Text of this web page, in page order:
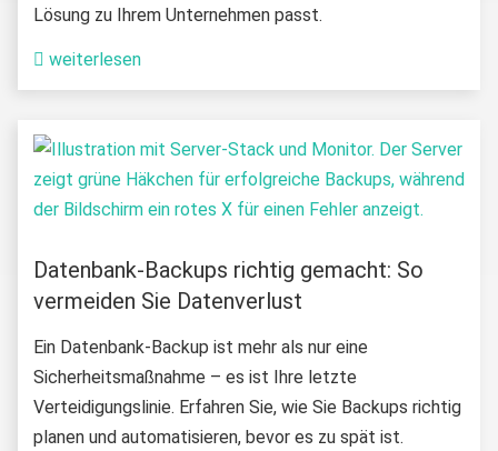
Lösung zu Ihrem Unternehmen passt.
weiterlesen
Datenbank-Backups richtig gemacht: So
vermeiden Sie Datenverlust
Ein Datenbank-Backup ist mehr als nur eine
Sicherheitsmaßnahme – es ist Ihre letzte
Verteidigungslinie. Erfahren Sie, wie Sie Backups richtig
planen und automatisieren, bevor es zu spät ist.